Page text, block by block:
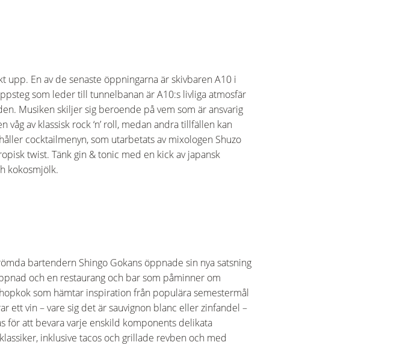
upp. En av de senaste öppningarna är skivbaren A10 i
som leder till tunnelbanan är A10:s livliga atmosfär
Musiken skiljer sig beroende på vem som är ansvarig
av klassisk rock ‘n’ roll, medan andra tillfällen kan
cocktailmenyn, som utarbetats av mixologen Shuzo
twist. Tänk gin & tonic med en kick av japansk
kokosmjölk.
bartendern Shingo Gokans öppnade sin nya satsning
och en restaurang och bar som påminner om
som hämtar inspiration från populära semestermål
ett vin – vare sig det är sauvignon blanc eller zinfandel –
för att bevara varje enskild komponents delikata
inklusive tacos och grillade revben och med